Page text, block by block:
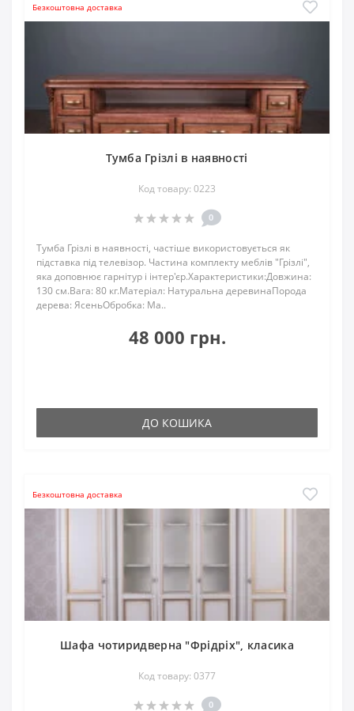
Безкоштовна доставка
Тумба Грізлі в наявності
Код товару: 0223
0
Тумба Грізлі в наявності, частіше використовується як
підставка під телевізор. Частина комплекту меблів "Грізлі",
яка доповнює гарнітур і інтер'єр.Характеристики:Довжина:
130 см.Вага: 80 кг.Матеріал: Натуральна деревинаПорода
дерева: ЯсеньОбробка: Ма..
48 000 грн.
ДО КОШИКА
Безкоштовна доставка
Шафа чотиридверна "Фрідріх", класика
Код товару: 0377
0